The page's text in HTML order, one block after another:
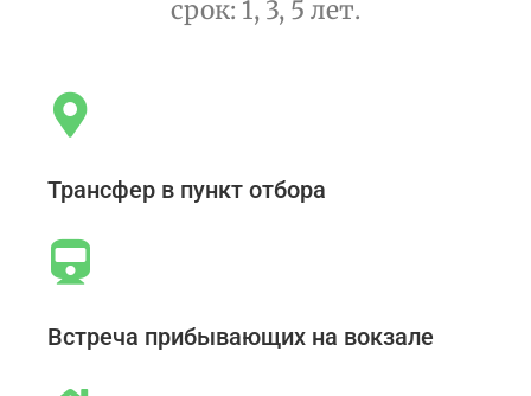
срок: 1, 3, 5 лет.
Трансфер в пункт отбора
Встреча прибывающих на вокзале